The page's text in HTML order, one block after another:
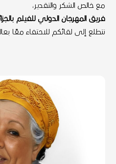
مع خالص الشكر والتقدير،
فريق المهرجان الدولي للفيلم
نتطلع إلى لقائكم للاحتفاء معًا